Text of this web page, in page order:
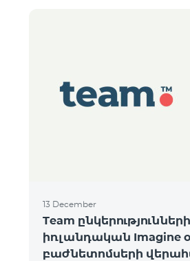
13 December
Team
իռլանդական Imagine
բաժնետոմսերի